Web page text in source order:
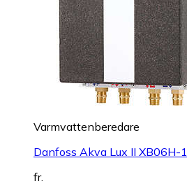
Varmvattenberedare
Danfoss Akva Lux II XB06H-1
fr.